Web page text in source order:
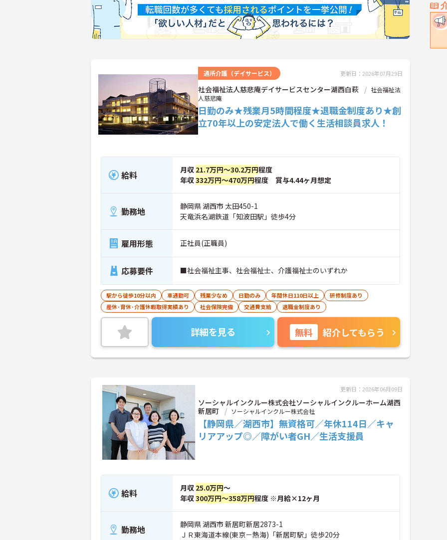
通所介護（デイサービス） 更新日：2026年07月29日
社会福祉法人慈悲庵デイサービスセンター湖西白萩
社会福祉法
人慈悲庵
日勤のみ★残業月5時間程度★退職金制度あり★創
立70年以上の安定法人で働く生活相談員求人！
給料 月収 21.7万円～30.2万円程度
年収332万円～470万円程度 賞与4.44ヶ月想定
勤務地
静岡県 湖西市 太田450-1
天竜浜名湖鉄道「知波田駅」徒歩4分
雇用形態 正社員(正職員)
応募要件 ■社会福祉主事、社会福祉士、介護福祉士のいずれか
駅から徒歩10分以内 車通勤可 残業少なめ 日勤のみ 年間休日110日以上
研修制度あり
産休･育休･介護休暇取得実績あり
社会保険完備 交通費支給 退職金制度あり
詳細を見る 無料 紹介してもらう
更新日：2026年06月09日
ソーシャルインクルー株式会社ソーシャルインクルーホーム湖西
新居町
ソーシャルインクルー株式会社
【静岡県／湖西市】無資格可／年休114日／キャ
リアアップ◎／障がい者GH／生活支援員
給料 月収 25.0万円～
年収300万円～358万円程度 ※月給×12ヶ月
勤務地
静岡県 湖西市 新居町新居2873-1
ＪＲ東海道本線(東京－熱海)「新居町駅」徒歩20分